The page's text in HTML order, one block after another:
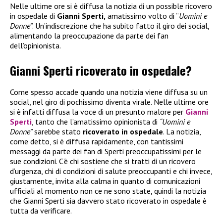
Nelle ultime ore si è diffusa la notizia di un possible ricovero
in ospedale di Gianni Sperti, amatissimo volto di “Uomini e
Donne”. Un’indiscrezione che ha subito fatto il giro dei social,
alimentando la preoccupazione da parte dei fan
dell’opinionista.
Gianni Sperti ricoverato in ospedale?
Come spesso accade quando una notizia viene diffusa su un
social, nel giro di pochissimo diventa virale. Nelle ultime ore
si è infatti diffusa la voce di un presunto malore per Gianni
Sperti , tanto che l’amatissimo opinionista di “Uomini e
Donne”sarebbe stato ricoverato in ospedale. La notizia,
come detto, si è diffusa rapidamente, con tantissimi
messaggi da parte dei fan di Sperti preoccupatissimi per le
sue condizioni. C’è chi sostiene che si tratti di un ricovero
d’urgenza, chi di condizioni di salute preoccupanti e chi invece,
giustamente, invita alla calma in quanto di comunicazioni
ufficiali al momento non ce ne sono state, quindi la notizia
che Gianni Sperti sia davvero stato ricoverato in ospedale è
tutta da verificare.